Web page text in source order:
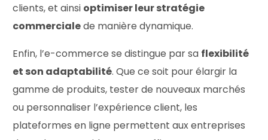
clients, et ainsi optimiser leur stratégie
commercialede manière dynamique.
Enfin, l’e-commerce se distingue par sa flexibilité
et son adaptabilité. Que ce soit pour élargir la
gamme de produits, tester de nouveaux marchés
ou personnaliser l’expérience client, les
plateformes en ligne permettent aux entreprises